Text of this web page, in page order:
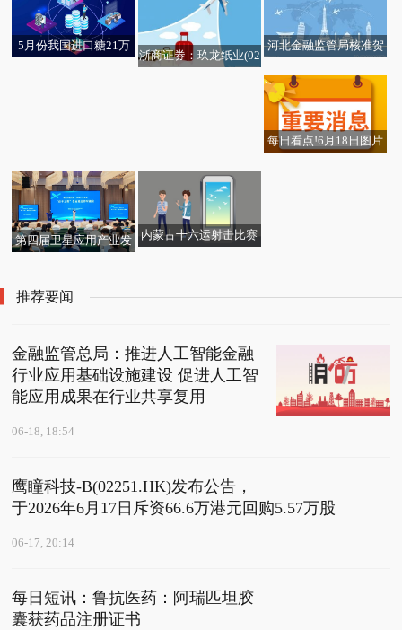
5月份我国进口糖21万
浙商证券：玖龙纸业(02
河北金融监管局核准贺
司石家庄分行行长助理
任职资格
每日看点!6月18日图片
第四届卫星应用产业发
内蒙古十六运射击比赛
推荐要闻
金融监管总局：推进人工智能金融
行业应用基础设施建设 促进人工智
能应用成果在行业共享复用
06-18, 18:54
鹰瞳科技-B(02251.HK)发布公告，
于2026年6月17日斥资66.6万港元回购5.57万股
06-17, 20:14
每日短讯：鲁抗医药：阿瑞匹坦胶
囊获药品注册证书